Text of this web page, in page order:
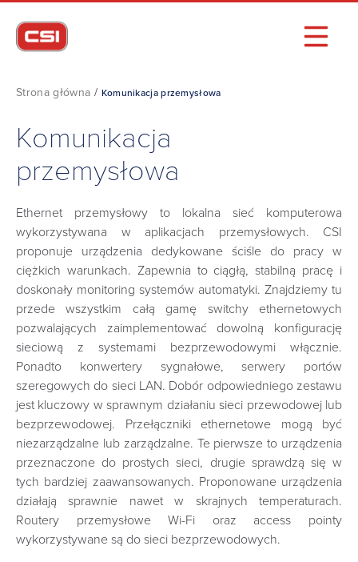
Strona główna / Komunikacja przemysłowa
Komunikacja
przemysłowa
Ethernet przemysłowy to lokalna sieć komputerowa
wykorzystywana w aplikacjach przemysłowych. CSI
proponuje urządzenia dedykowane ściśle do pracy w
ciężkich warunkach. Zapewnia to ciągłą, stabilną pracę i
doskonały monitoring systemów automatyki. Znajdziemy tu
przede wszystkim całą gamę switchy ethernetowych
pozwalających zaimplementować dowolną konfigurację
sieciową z systemami bezprzewodowymi włącznie.
Ponadto konwertery sygnałowe, serwery portów
szeregowych do sieci LAN. Dobór odpowiedniego zestawu
jest kluczowy w sprawnym działaniu sieci przewodowej lub
bezprzewodowej. Przełączniki ethernetowe mogą być
niezarządzalne lub zarządzalne. Te pierwsze to urządzenia
przeznaczone do prostych sieci, drugie sprawdzą się w
tych bardziej zaawansowanych. Proponowane urządzenia
działają sprawnie nawet w skrajnych temperaturach.
Routery przemysłowe Wi-Fi oraz access pointy
wykorzystywane są do sieci bezprzewodowych.